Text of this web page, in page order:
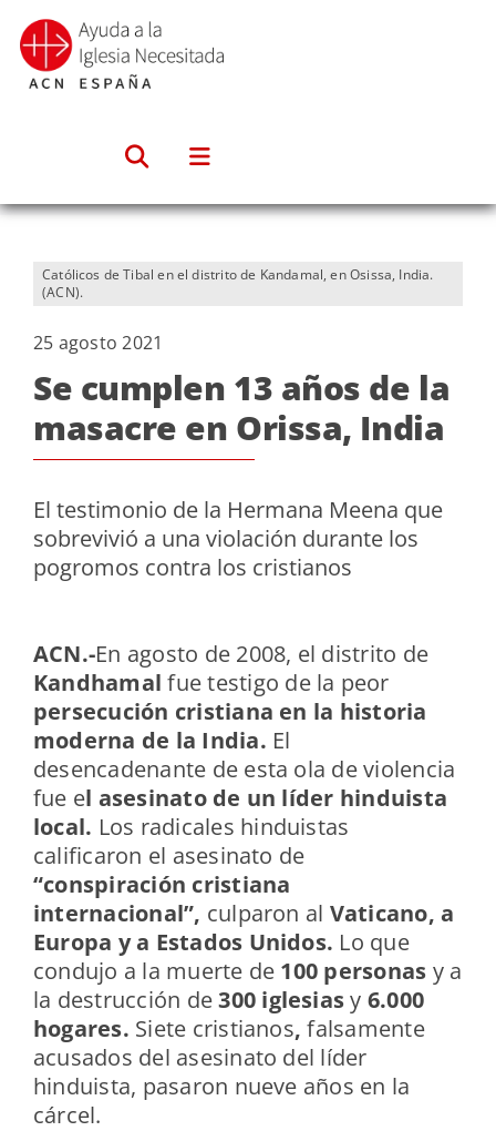
Saltar
contenido
Católicos de Tibal en el distrito de Kandamal, en Osissa, India.
(ACN).
25 agosto 2021
Se cumplen 13 años de la
masacre en Orissa, India
El testimonio de la Hermana Meena que
sobrevivió a una violación durante los
pogromos contra los cristianos
ACN.-En agosto de 2008, el distrito de
Kandhamal fue testigo de la peor
persecución cristiana en la historia
moderna de la India. El
desencadenante de esta ola de violencia
fue el asesinato de un líder hinduista
local. Los radicales hinduistas
calificaron el asesinato de
“conspiración cristiana
internacional”, culparon al Vaticano, a
Europa y a Estados Unidos. Lo que
condujo a la muerte de 100 personas y a
la destrucción de300 iglesiasy 6.000
hogares. Siete cristianos,falsamente
acusados del asesinato del líder
hinduista, pasaron nueve años en la
cárcel.